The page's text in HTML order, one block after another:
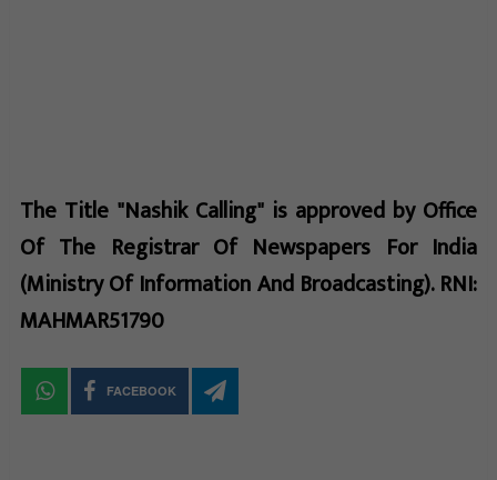
The Title "Nashik Calling" is approved by Office
Of The Registrar Of Newspapers For India
(Ministry Of Information And Broadcasting). RNI:
MAHMAR51790
FACEBOOK